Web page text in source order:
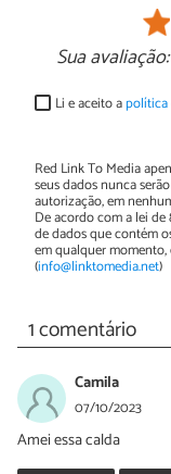
Sua avaliação:
Li e aceito apolítica
Red Link To Media
seus dados nunca
autorização, em
De acordo com a lei de
de dados que contém
em qualquer
(info@linktomedia.net)
1 comentário
Camila
07/10/2023
Amei essa calda